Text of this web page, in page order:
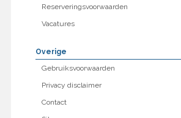
Reserveringsvoorwaarden
Vacatures
Overige
Gebruiksvoorwaarden
Privacy disclaimer
Contact